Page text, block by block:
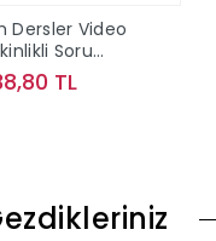
Dersler Video
Soru
Akademi
TL